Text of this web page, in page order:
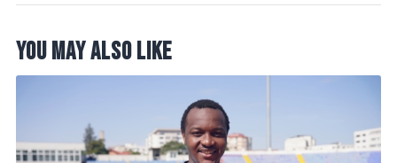
You May Also Like